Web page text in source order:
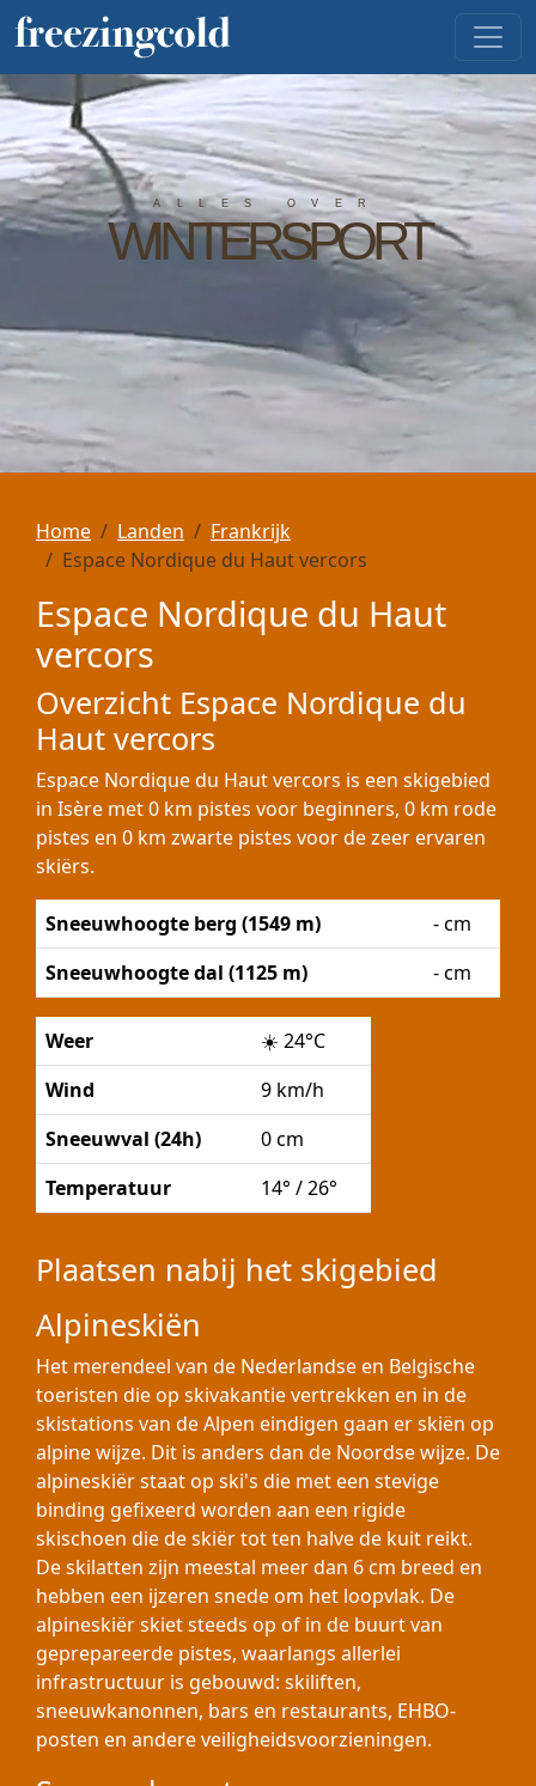
ALLES OVER
WINTERSPORT
Home Landen
Frankrijk
Espace Nordique du Haut vercors
Espace Nordique du Haut
vercors
Overzicht Espace Nordique du
Haut vercors
Espace Nordique du Haut vercors is een skigebied
in Isère met 0 km pistes voor beginners, 0 km rode
pistes en 0 km zwarte pistes voor de zeer ervaren
skiërs.
Sneeuwhoogte berg (1549 m)
- cm
Sneeuwhoogte dal (1125 m)
- cm
Weer ☀️ 24°C
Wind
9 km/h
Sneeuwval (24h)
0 cm
Temperatuur
14° / 26°
Plaatsen nabij het skigebied
Alpineskiën
Het merendeel van de Nederlandse en Belgische
toeristen die op skivakantie vertrekken en in de
skistations van de Alpen eindigen gaan er skiën op
alpine wijze. Dit is anders dan de Noordse wijze. De
alpineskiër staat op ski's die met een stevige
binding gefixeerd worden aan een rigide
skischoen die de skiër tot ten halve de kuit reikt.
De skilatten zijn meestal meer dan 6 cm breed en
hebben een ijzeren snede om het loopvlak. De
alpineskiër skiet steeds op of in de buurt van
geprepareerde pistes, waarlangs allerlei
infrastructuur is gebouwd: skiliften,
sneeuwkanonnen, bars en restaurants, EHBO-
posten en andere veiligheidsvoorzieningen.